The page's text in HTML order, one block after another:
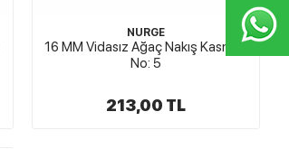
NURGE
16 MM Vidasız Ağaç Nakış Kasnağı
No: 5
213,00 TL